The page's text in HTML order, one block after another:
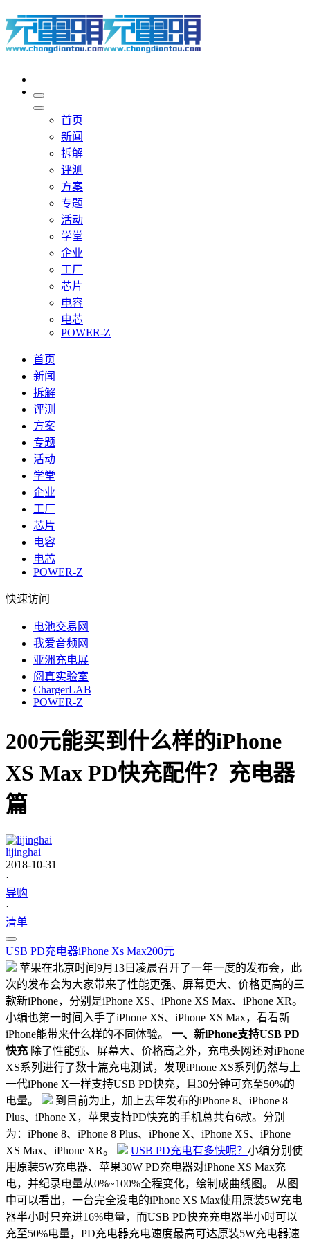
首页
新闻
拆解
评测
方案
专题
活动
学堂
企业
工厂
芯片
电容
电芯
POWER-Z
首页
新闻
拆解
评测
方案
专题
活动
学堂
企业
工厂
芯片
电容
电芯
POWER-Z
快速访问
电池交易网
我爱音频网
亚洲充电展
阅真实验室
ChargerLAB
POWER-Z
200元能买到什么样的iPhone
XS Max PD快充配件？充电器
篇
lijinghai
2018-10-31
·
导购
·
清单
USB PD充电器iPhone Xs Max200元
苹果在北京时间9月13日凌晨召开了一年一度的发布会，此
次的发布会为大家带来了性能更强、屏幕更大、价格更高的三
款新iPhone，分别是iPhone XS、iPhone XS Max、iPhone XR。
小编也第一时间入手了iPhone XS、iPhone XS Max，看看新
iPhone能带来什么样的不同体验。 一、新iPhone支持USB PD
快充 除了性能强、屏幕大、价格高之外，充电头网还对iPhone
XS系列进行了数十篇充电测试，发现iPhone XS系列仍然与上
一代iPhone X一样支持USB PD快充，且30分钟可充至50%的
电量。
到目前为止，加上去年发布的iPhone 8、iPhone 8
Plus、iPhone X，苹果支持PD快充的手机总共有6款。分别
为：iPhone 8、iPhone 8 Plus、iPhone X、iPhone XS、iPhone
XS Max、iPhone XR。
USB PD充电有多快呢？ 小编分别使
用原装5W充电器、苹果30W PD充电器对iPhone XS Max充
电，并纪录电量从0%~100%全程变化，绘制成曲线图。 从图
中可以看出，一台完全没电的iPhone XS Max使用原装5W充电
器半小时只充进16%电量，而USB PD快充充电器半小时可以
充至50%电量，PD充电器充电速度最高可达原装5W充电器速